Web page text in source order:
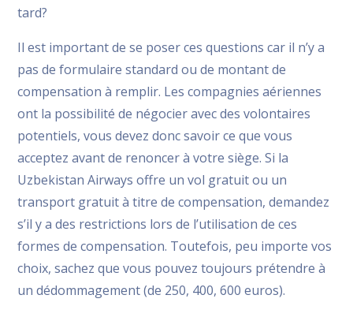
tard?
Il est important de se poser ces questions car il n’y a
pas de formulaire standard ou de montant de
compensation à remplir. Les compagnies aériennes
ont la possibilité de négocier avec des volontaires
potentiels, vous devez donc savoir ce que vous
acceptez avant de renoncer à votre siège. Si la
Uzbekistan Airways offre un vol gratuit ou un
transport gratuit à titre de compensation, demandez
s’il y a des restrictions lors de l’utilisation de ces
formes de compensation. Toutefois, peu importe vos
choix, sachez que vous pouvez toujours prétendre à
un dédommagement (de 250, 400, 600 euros).